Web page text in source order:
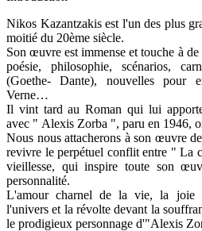
Nikos Kazantzakis est l'un des plus
moitié du 20ème siècle.
Son œuvre est immense et touche à
poésie, philosophie, scénarios,
(Goethe- Dante), nouvelles pour
Verne…
Il vint tard au Roman qui lui
avec " Alexis Zorba ", paru en 1946,
Nous nous attacherons à son œuvre
revivre le perpétuel conflit entre " La
vieillesse, qui inspire toute son
personnalité.
L'amour charnel de la vie, la joie
l'univers et la révolte devant la
le prodigieux personnage d'"Alexis